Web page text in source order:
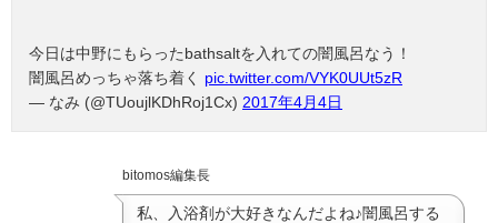
今日は中野にもらったbathsaltを入れての闇風呂なう！
闇風呂めっちゃ落ち着く pic.twitter.com/VYK0UUt5zR
— なみ (@TUoujlKDhRoj1Cx) 2017年4月4日
bitomos編集長
私、入浴剤が大好きなんだよね♪闇風呂する